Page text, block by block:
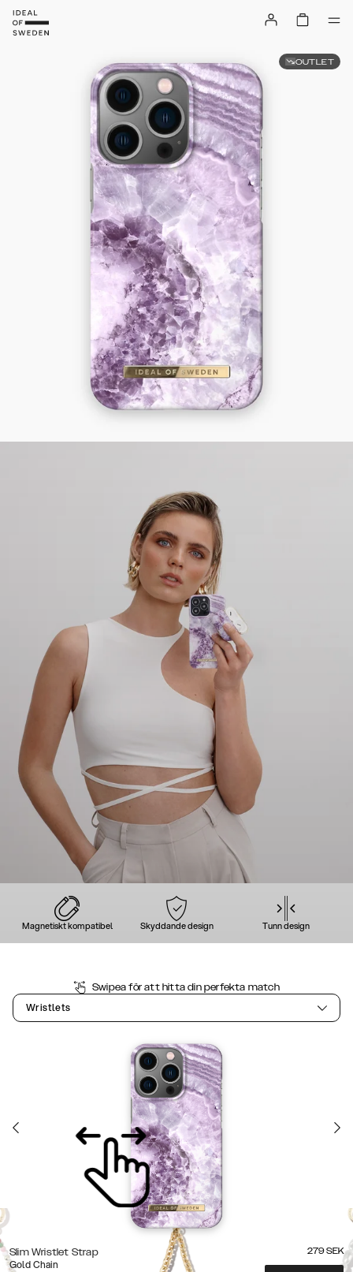
Magnetiskt kompatibel Skyddande design Tunn design
Swipea för att hitta din perfekta match
Wristlets
Slim Wristlet Strap
Gold Chain
279 SEK
OUTLET